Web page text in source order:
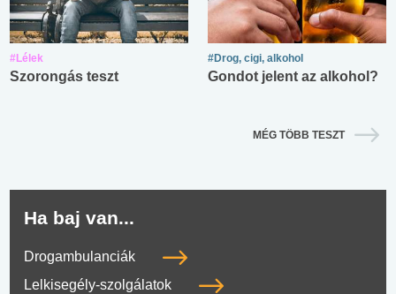
#Lélek
Szorongás teszt
#Drog, cigi, alkohol
Gondot jelent az alkohol?
MÉG TÖBB TESZT
Ha baj van...
Drogambulanciák
Lelkisegély-szolgálatok